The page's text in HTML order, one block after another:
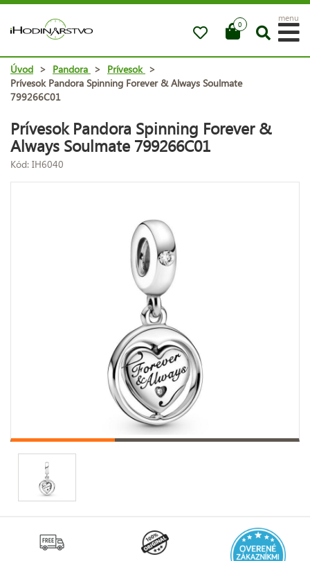
0
menu
Úvod > Pandora > Prívesok >
Prívesok Pandora Spinning Forever & Always Soulmate
799266C01
Prívesok Pandora Spinning Forever &
Always Soulmate 799266C01
Kód: IH6040